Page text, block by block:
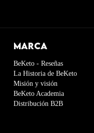
MARCA
BeKeto - Reseñas
La Historia de BeKeto
Misión y visión
BeKeto Academia
Distribución B2B